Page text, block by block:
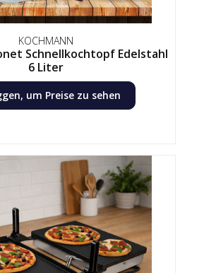
KOCHMANN
Schnellkochtopf Edelstahl
6 Liter
um Preise zu sehen